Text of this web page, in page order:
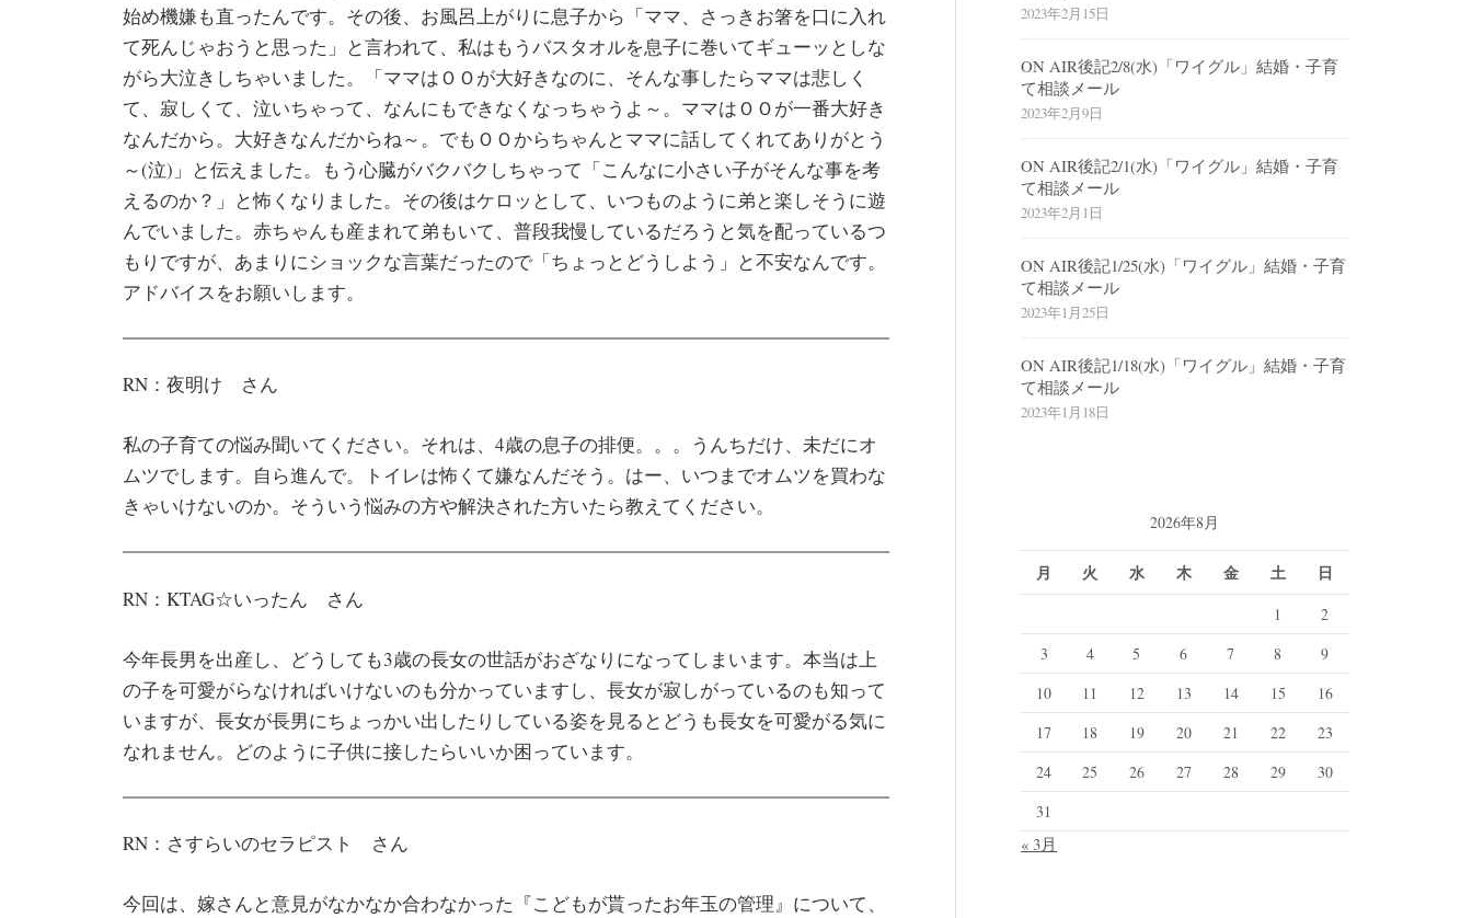
始め機嫌も直ったんです。その後、お風呂上がりに息子から「ママ、さっきお箸を口に入れ
て死んじゃおうと思った」と言われて、私はもうバスタオルを息子に巻いてギューッとしな
がら大泣きしちゃいました。「ママはＯＯが大好きなのに、そんな事したらママは悲しく
て、寂しくて、泣いちゃって、なんにもできなくなっちゃうよ～。ママはＯＯが一番大好き
なんだから。大好きなんだからね～。でもＯＯからちゃんとママに話してくれてありがとう
～(泣)」と伝えました。もう心臓がバクバクしちゃって「こんなに小さい子がそんな事を考
えるのか？」と怖くなりました。その後はケロッとして、いつものように弟と楽しそうに遊
んでいました。赤ちゃんも産まれて弟もいて、普段我慢しているだろうと気を配っているつ
もりですが、あまりにショックな言葉だったので「ちょっとどうしよう」と不安なんです。
アドバイスをお願いします。
RN：夜明け さん
私の子育ての悩み聞いてください。それは、4歳の息子の排便。。。うんちだけ、未だにオ
ムツでします。自ら進んで。トイレは怖くて嫌なんだそう。はー、いつまでオムツを買わな
きゃいけないのか。そういう悩みの方や解決された方いたら教えてください。
RN：KTAG☆いったん さん
今年長男を出産し、どうしても3歳の長女の世話がおざなりになってしまいます。本当は上
の子を可愛がらなければいけないのも分かっていますし、長女が寂しがっているのも知って
いますが、長女が長男にちょっかい出したりしている姿を見るとどうも長女を可愛がる気に
なれません。どのように子供に接したらいいか困っています。
RN：さすらいのセラピスト さん
今回は、嫁さんと意見がなかなか合わなかった『こどもが貰ったお年玉の管理』について、
2023年2月15日
ON AIR後記2/8(水)「ワイグル」結婚・子育
て相談メール
2023年2月9日
ON AIR後記2/1(水)「ワイグル」結婚・子育
て相談メール
2023年2月1日
ON AIR後記1/25(水)「ワイグル」結婚・子育
て相談メール
2023年1月25日
ON AIR後記1/18(水)「ワイグル」結婚・子育
て相談メール
2023年1月18日
2026年8月
月 火 水 木 金 土 日
1
2
3
4 5 6 7 8
9
10
11 12 13 14 15
16
17
18 19 20 21 22
23
24
25 26 27 28 29
30
31
« 3月